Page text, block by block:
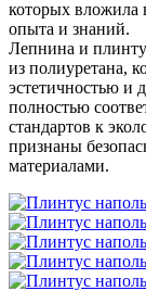
которых вложила
опыта и знаний.
Лепнина и
из полиуретана,
эстетичностью и
полностью
стандартов к
признаны
материалами.